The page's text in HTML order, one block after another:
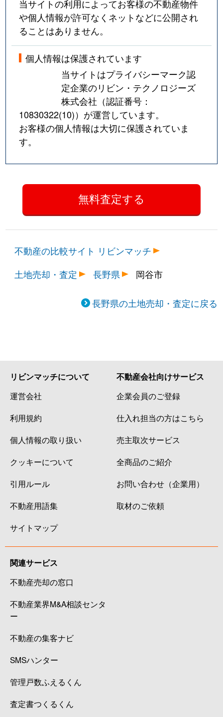
当サイトの利用によってお客様の不動産物件
や個人情報が許可なくネットなどに公開され
ることはありません。
個人情報は保護されています
当サイトはプライバシーマーク認
定企業のリビン・テクノロジーズ
株式会社（認証番号：
10830322(10)）が運営しています。
お客様の個人情報は大切に保護されていま
す。
不動産の比較サイト リビンマッチ
土地売却・査定
長野県 岡谷市
長野県の土地売却・査定に戻る
リビンマッチについて
運営会社
利用規約
個人情報の取り扱い
クッキーについて
引用ルール
不動産用語集
サイトマップ
不動産会社向けサービス
企業会員のご登録
仕入れ担当の方はこちら
売主取次サービス
全商品のご紹介
お問い合わせ（企業用）
取材のご依頼
関連サービス
不動産売却の窓口
不動産業界M&A相談センタ
ー
不動産の集客ナビ
SMSハンター
管理戸数ふえるくん
査定書つくるくん